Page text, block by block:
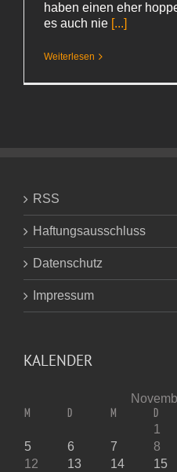
haben einen eher
es auch nie [...]
Weiterlesen
RSS
Haftungsausschluss
Datenschutz
Impressum
KALENDER
M D M D
1
5
6 7 8
12
13 14 15